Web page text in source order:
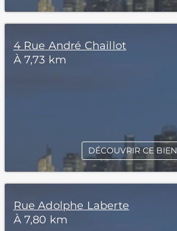
4 Rue André Chaillot
À 7,73 km
DÉCOUVRIR CE BIEN
Rue Adolphe Laberte
À 7,80 km